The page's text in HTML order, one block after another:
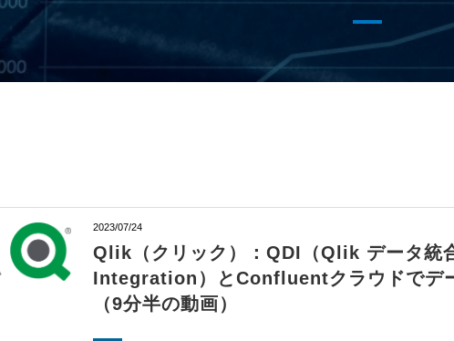
2023/07/24
Qlik（クリック）：QDI（Qlik データ統
Integration）とConfluentクラウドでデ
（9分半の動画）